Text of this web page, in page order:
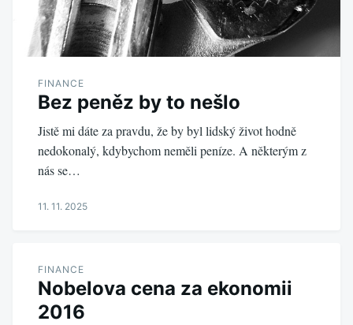
FINANCE
Bez peněz by to nešlo
Jistě mi dáte za pravdu, že by byl lidský život hodně
nedokonalý, kdybychom neměli peníze. A některým z
nás se…
11. 11. 2025
FINANCE
Nobelova cena za ekonomii
2016